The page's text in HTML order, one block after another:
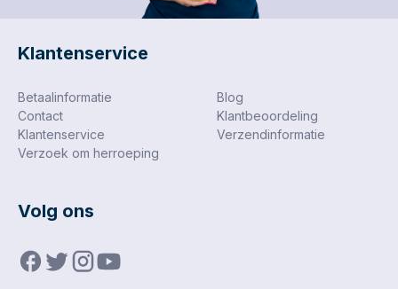
Klantenservice
Betaalinformatie
Blog
Contact
Klantbeoordeling
Klantenservice
Verzendinformatie
Verzoek om herroeping
Volg ons